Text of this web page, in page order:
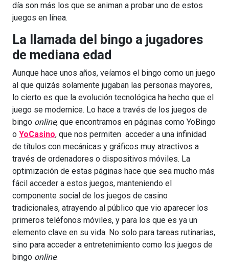
día son más los que se animan a probar uno de estos
juegos en línea.
La llamada del bingo a jugadores
de mediana edad
Aunque hace unos años, veíamos el bingo como un juego
al que quizás solamente jugaban las personas mayores,
lo cierto es que la evolución tecnológica ha hecho que el
juego se modernice. Lo hace a través de los juegos de
bingo online, que encontramos en páginas como YoBingo
o YoCasino, que nos permiten acceder a una infinidad
de títulos con mecánicas y gráficos muy atractivos a
través de ordenadores o dispositivos móviles. La
optimización de estas páginas hace que sea mucho más
fácil acceder a estos juegos, manteniendo el
componente social de los juegos de casino
tradicionales, atrayendo al público que vio aparecer los
primeros teléfonos móviles, y para los que es ya un
elemento clave en su vida. No solo para tareas rutinarias,
sino para acceder a entretenimiento como los juegos de
bingo online.